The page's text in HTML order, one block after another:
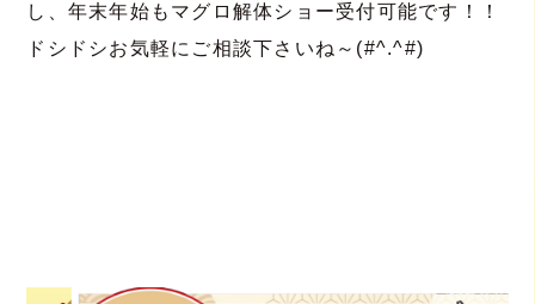
し、年末年始もマグロ解体ショー受付可能です！！
ドシドシお気軽にご相談下さいね～(#^.^#)